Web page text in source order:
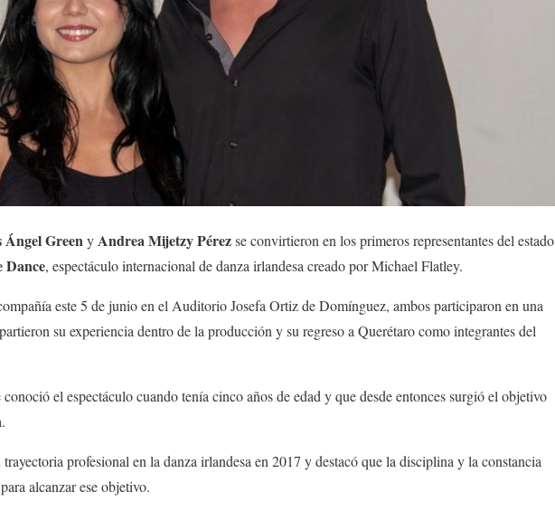
Ángel GreenyAndrea Mijetzy Pérezse convirtieron en los primeros representantes del estado
Dance, espectáculo internacional de danza irlandesa creado por Michael Flatley.
este 5 de junio en el Auditorio Josefa Ortiz de Domínguez, ambos participaron en una
su experiencia dentro de la producción y su regreso a Querétaro como integrantes del
el espectáculo cuando tenía cinco años de edad y que desde entonces surgió el objetivo
profesional en la danza irlandesa en 2017 y destacó que la disciplina y la constancia
alcanzar ese objetivo.